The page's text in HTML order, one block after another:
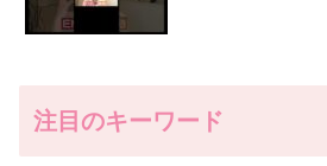
注目のキーワード